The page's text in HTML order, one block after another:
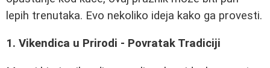
lepih trenutaka. Evo nekoliko ideja kako ga provesti.
1. Vikendica u Prirodi - Povratak Tradiciji